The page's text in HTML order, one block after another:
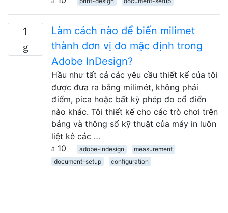
1
Làm cách nào để biến milimet
thành đơn vị đo mặc định trong
Adobe InDesign?
Hầu như tất cả các yêu cầu thiết kế của tôi
được đưa ra bằng milimét, không phải
điểm, pica hoặc bất kỳ phép đo cổ điển
nào khác. Tôi thiết kế cho các trò chơi trên
bảng và thông số kỹ thuật của máy in luôn
liệt kê các …
10
adobe-indesign
measurement
document-setup
configuration